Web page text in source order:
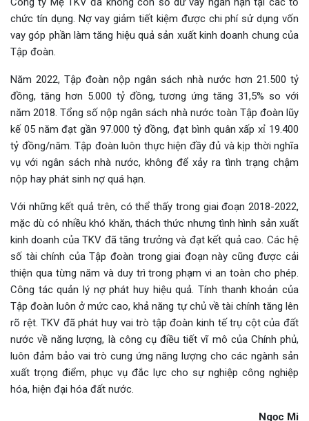
chức tín dụng. Nợ vay giảm tiết kiệm được chi phí sử dụng vốn
vay góp phần làm tăng hiệu quả sản xuất kinh doanh chung của
Tập đoàn.
Năm 2022, Tập đoàn nộp ngân sách nhà nước hơn 21.500 tỷ
đồng, tăng hơn 5.000 tỷ đồng, tương ứng tăng 31,5% so với
năm 2018. Tổng số nộp ngân sách nhà nước toàn Tập đoàn lũy
kế 05 năm đạt gần 97.000 tỷ đồng, đạt bình quân xấp xỉ 19.400
tỷ đồng/năm. Tập đoàn luôn thực hiện đầy đủ và kịp thời nghĩa
vụ với ngân sách nhà nước, không để xảy ra tình trạng chậm
nộp hay phát sinh nợ quá hạn.
Với những kết quả trên, có thể thấy trong giai đoạn 2018-2022,
mặc dù có nhiều khó khăn, thách thức nhưng tình hình sản xuất
kinh doanh của TKV đã tăng trưởng và đạt kết quả cao. Các hệ
số tài chính của Tập đoàn trong giai đoạn này cũng được cải
thiện qua từng năm và duy trì trong phạm vi an toàn cho phép.
Công tác quản lý nợ phát huy hiệu quả. Tính thanh khoản của
Tập đoàn luôn ở mức cao, khả năng tự chủ về tài chính tăng lên
rõ rệt. TKV đã phát huy vai trò tập đoàn kinh tế trụ cột của đất
nước về năng lượng, là công cụ điều tiết vĩ mô của Chính phủ,
luôn đảm bảo vai trò cung ứng năng lượng cho các ngành sản
xuất trọng điểm, phục vụ đắc lực cho sự nghiệp công nghiệp
hóa, hiện đại hóa đất nước.
Ngọc Mi